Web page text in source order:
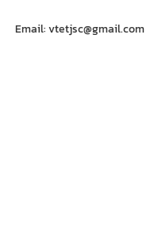
Email: vtetjsc@gmail.com